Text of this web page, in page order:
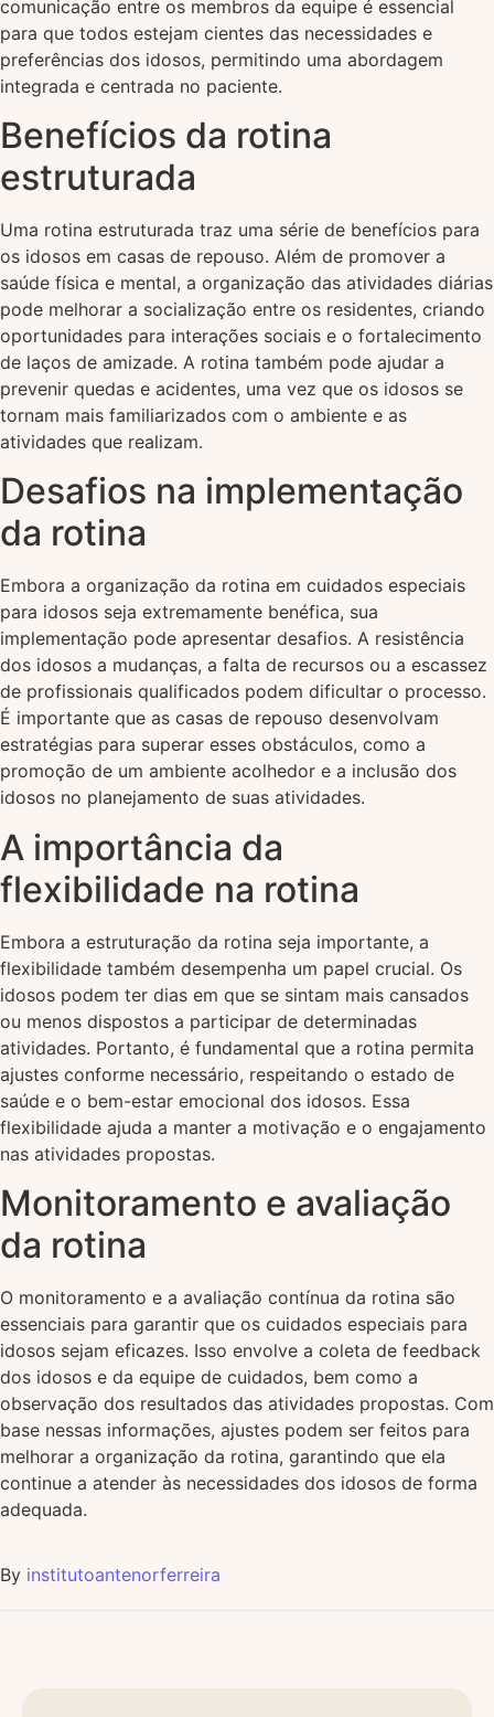
comunicação entre os membros da equipe é essencial
para que todos estejam cientes das necessidades e
preferências dos idosos, permitindo uma abordagem
integrada e centrada no paciente.
Benefícios da rotina
estruturada
Uma rotina estruturada traz uma série de benefícios para
os idosos em casas de repouso. Além de promover a
saúde física e mental, a organização das atividades diárias
pode melhorar a socialização entre os residentes, criando
oportunidades para interações sociais e o fortalecimento
de laços de amizade. A rotina também pode ajudar a
prevenir quedas e acidentes, uma vez que os idosos se
tornam mais familiarizados com o ambiente e as
atividades que realizam.
Desafios na implementação
da rotina
Embora a organização da rotina em cuidados especiais
para idosos seja extremamente benéfica, sua
implementação pode apresentar desafios. A resistência
dos idosos a mudanças, a falta de recursos ou a escassez
de profissionais qualificados podem dificultar o processo.
É importante que as casas de repouso desenvolvam
estratégias para superar esses obstáculos, como a
promoção de um ambiente acolhedor e a inclusão dos
idosos no planejamento de suas atividades.
A importância da
flexibilidade na rotina
Embora a estruturação da rotina seja importante, a
flexibilidade também desempenha um papel crucial. Os
idosos podem ter dias em que se sintam mais cansados
ou menos dispostos a participar de determinadas
atividades. Portanto, é fundamental que a rotina permita
ajustes conforme necessário, respeitando o estado de
saúde e o bem-estar emocional dos idosos. Essa
flexibilidade ajuda a manter a motivação e o engajamento
nas atividades propostas.
Monitoramento e avaliação
da rotina
O monitoramento e a avaliação contínua da rotina são
essenciais para garantir que os cuidados especiais para
idosos sejam eficazes. Isso envolve a coleta de feedback
dos idosos e da equipe de cuidados, bem como a
observação dos resultados das atividades propostas. Com
base nessas informações, ajustes podem ser feitos para
melhorar a organização da rotina, garantindo que ela
continue a atender às necessidades dos idosos de forma
adequada.
By institutoantenorferreira